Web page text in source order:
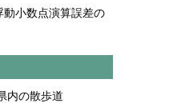
動小数点演算誤差の
内の散歩道